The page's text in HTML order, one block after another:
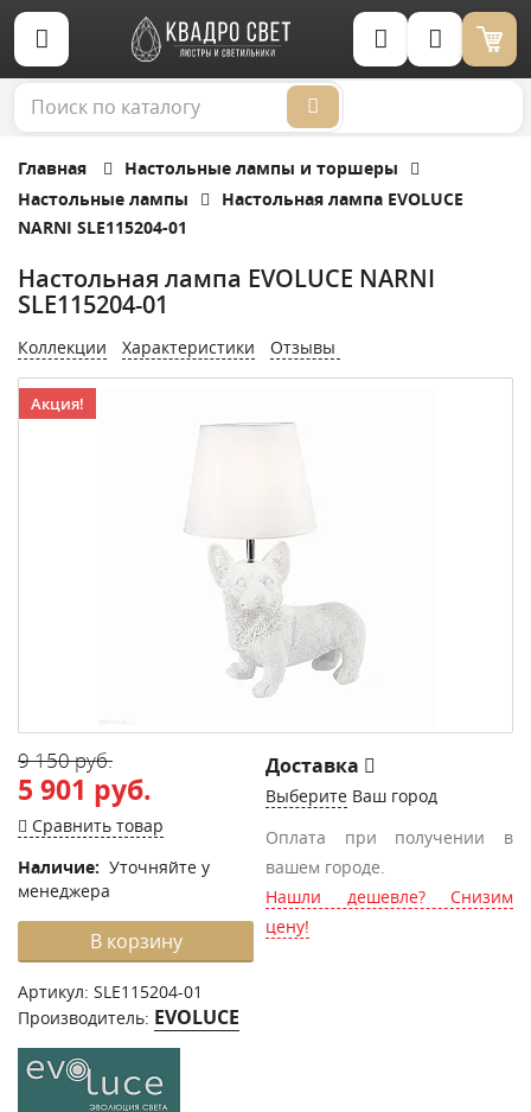
Корзина (0)
Главная
Настольные лампы и торшеры
Настольные лампы
Настольная лампа EVOLUCE
NARNI SLE115204-01
Настольная лампа EVOLUCE NARNI
SLE115204-01
Коллекции Характеристики Отзывы
Акция!
9 150 руб.
5 901 руб.
Сравнить товар
Наличие: Уточняйте у
менеджера
В корзину
Артикул: SLE115204-01
Производитель: EVOLUCE
Доставка
Выберите Ваш город
Оплата при получении в
вашем городе.
Нашли дешевле? Снизим
цену!